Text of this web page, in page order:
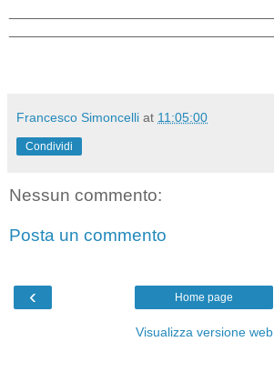
Francesco Simoncelli at 11:05:00
Condividi
Nessun commento:
Posta un commento
‹ Home page
Visualizza versione web